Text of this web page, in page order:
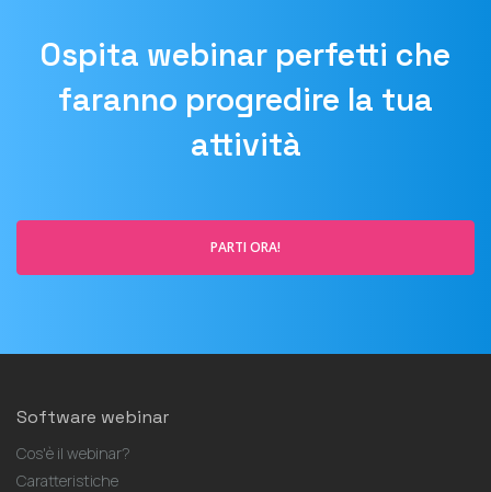
faranno progredire la tua
attività
Software webinar
Cos'è il webinar?
Caratteristiche